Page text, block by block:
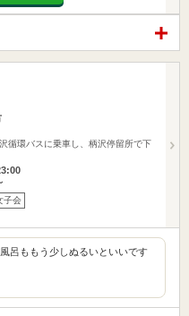
循環バスに乗車し、柄沢停留所で下
子会
呂ももう少しぬるいといいです